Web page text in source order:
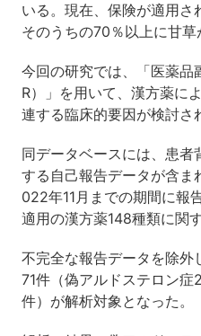
いる。現在、保険が適用さ
そのうちの70％以上に甘草
今回の研究では、「医薬品
R）」を用いて、漢方薬に
連する臨床的要因が検討さ
同データベースには、患者
する自己報告データが含
022年11月までの期間に報
適用の漢方薬148種類に関
不完全な報告データを除
71件（偽アルドステロン
件）が解析対象となった。